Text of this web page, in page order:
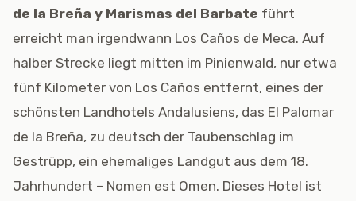
de la Breña y Marismas del Barbate führt
erreicht man irgendwann Los Caños de Meca. Auf
halber Strecke liegt mitten im Pinienwald, nur etwa
fünf Kilometer von Los Caños entfernt, eines der
schönsten Landhotels Andalusiens, das El Palomar
de la Breña, zu deutsch der Taubenschlag im
Gestrüpp, ein ehemaliges Landgut aus dem 18.
Jahrhundert – Nomen est Omen. Dieses Hotel ist